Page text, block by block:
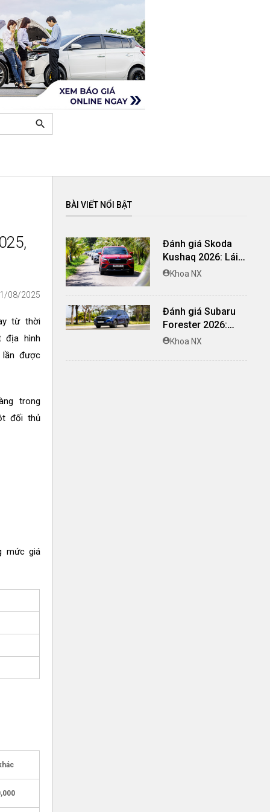
search
08/2025
từ thời
địa hình
được
trong
đối thủ
mức giá
BÀI VIẾT NỔI BẬT
Đánh giá Skoda
Kushaq 2026: Lái
thú vị, nhiều tiện
tranh
Khoa NX
Đánh giá Subaru
Forester 2026:
Mạnh mẽ, êm ái đi
ADAS hoàn hảo
Khoa NX